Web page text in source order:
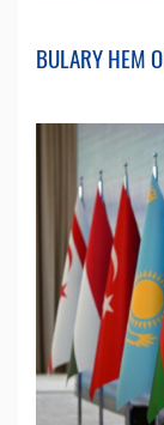
BULARY HEM